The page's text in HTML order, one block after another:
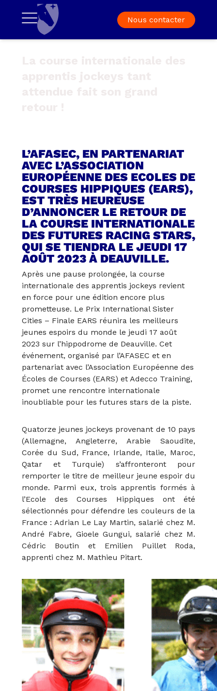
Nous contacter
L’AFASEC, EN PARTENARIAT
AVEC L’ASSOCIATION
EUROPÉENNE DES ECOLES DE
COURSES HIPPIQUES (EARS),
EST TRÈS HEUREUSE
D’ANNONCER LE RETOUR DE
LA COURSE INTERNATIONALE
DES FUTURES RACING STARS,
QUI SE TIENDRA LE JEUDI 17
AOÛT 2023 À DEAUVILLE.
Après une pause prolongée, la course
internationale des apprentis jockeys revient
en force pour une édition encore plus
prometteuse. Le Prix International Sister
Cities – Finale EARS réunira les meilleurs
jeunes espoirs du monde le jeudi 17 août
2023 sur l’hippodrome de Deauville. Cet
événement, organisé par l’AFASEC et en
partenariat avec l’Association Européenne des
Écoles de Courses (EARS) et Adecco Training,
promet une rencontre internationale
inoubliable pour les futures stars de la piste.
Quatorze jeunes jockeys provenant de 10 pays
(Allemagne, Angleterre, Arabie Saoudite,
Corée du Sud, France, Irlande, Italie, Maroc,
Qatar et Turquie) s’affronteront pour
remporter le titre de meilleur jeune espoir du
monde. Parmi eux, trois apprentis formés à
l’Ecole des Courses Hippiques ont été
sélectionnés pour défendre les couleurs de la
France : Adrian Le Lay Martin, salarié chez M.
André Fabre, Gioele Gungui, salarié chez M.
Cédric Boutin et Emilien Puillet Roda,
apprenti chez M. Mathieu Pitart.